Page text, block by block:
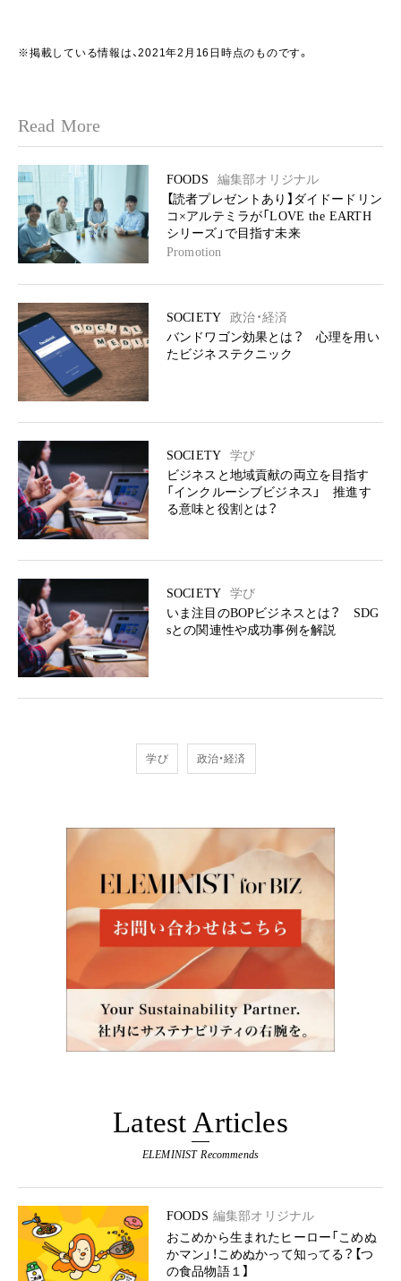
※掲載している情報は、2021年2月16日時点のものです。
Read More
FOODS
編集部オリジナル
【読者プレゼントあり】ダイドードリン
コ×アルテミラが「LOVE the EARTH
シリーズ」で目指す未来
Promotion
SOCIETY
政治・経済
バンドワゴン効果とは？ 心理を用い
たビジネステクニック
SOCIETY
学び
ビジネスと地域貢献の両立を目指す
「インクルーシブビジネス」 推進す
る意味と役割とは？
SOCIETY
学び
いま注目のBOPビジネスとは？ SDG
sとの関連性や成功事例を解説
学び 政治・経済
Latest Articles
ELEMINIST Recommends
FOODS 編集部オリジナル
おこめから生まれたヒーロー「こめぬ
かマン」！こめぬかって知ってる？【つ
の食品物語１】